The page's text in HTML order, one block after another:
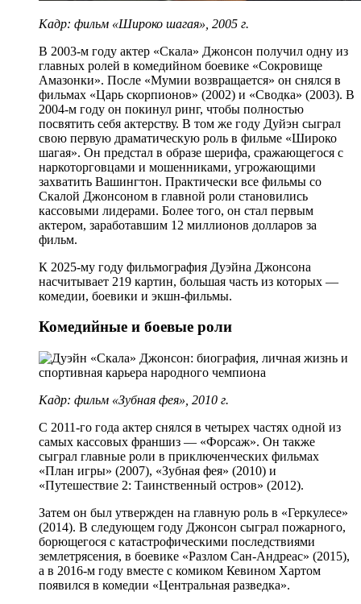
Кадр: фильм «Широко шагая», 2005 г.
В 2003-м году актер «Скала» Джонсон получил одну из
главных ролей в комедийном боевике «Сокровище
Амазонки». После «Мумии возвращается» он снялся в
фильмах «Царь скорпионов» (2002) и «Сводка» (2003). В
2004-м году он покинул ринг, чтобы полностью
посвятить себя актерству. В том же году Дуйэн сыграл
свою первую драматическую роль в фильме «Широко
шагая». Он предстал в образе шерифа, сражающегося с
наркоторговцами и мошенниками, угрожающими
захватить Вашингтон. Практически все фильмы со
Скалой Джонсоном в главной роли становились
кассовыми лидерами. Более того, он стал первым
актером, заработавшим 12 миллионов долларов за
фильм.
К 2025-му году фильмография Дуэйна Джонсона
насчитывает 219 картин, большая часть из которых —
комедии, боевики и экшн-фильмы.
Комедийные и боевые роли
Кадр: фильм «Зубная фея», 2010 г.
С 2011-го года актер снялся в четырех частях одной из
самых кассовых франшиз — «Форсаж». Он также
сыграл главные роли в приключенческих фильмах
«План игры» (2007), «Зубная фея» (2010) и
«Путешествие 2: Таинственный остров» (2012).
Затем он был утвержден на главную роль в «Геркулесе»
(2014). В следующем году Джонсон сыграл пожарного,
борющегося с катастрофическими последствиями
землетрясения, в боевике «Разлом Сан-Андреас» (2015),
а в 2016-м году вместе с комиком Кевином Хартом
появился в комедии «Центральная разведка».